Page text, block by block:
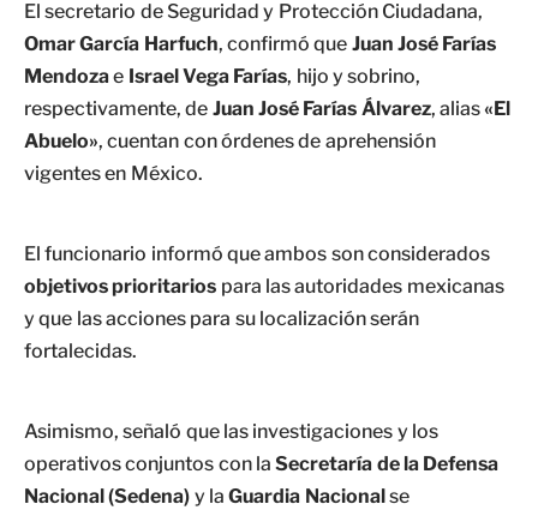
El secretario de Seguridad y Protección Ciudadana,
Omar García Harfuch, confirmó que Juan José Farías
Mendozae Israel Vega Farías, hijo y sobrino,
respectivamente, de Juan José Farías Álvarez, alias«El
Abuelo», cuentan con órdenes de aprehensión
vigentes en México.
El funcionario informó que ambos son considerados
objetivos prioritarios para las autoridades mexicanas
y que las acciones para su localización serán
fortalecidas.
Asimismo, señaló que las investigaciones y los
operativos conjuntos con laSecretaría de la Defensa
Nacional (Sedena) y laGuardia Nacional se